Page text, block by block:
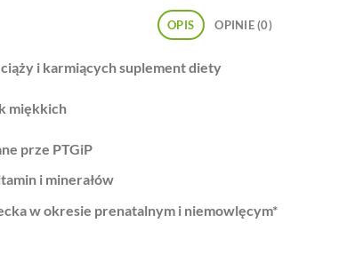
OPIS OPINIE (0)
i karmiącychsuplement diety
miękkich
prze PTGiP
i minerałów
w okresie prenatalnym i niemowlęcym*